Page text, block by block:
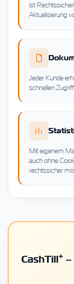
ist
Aktualisierung
Jeder Kunde
schnellen
Mit eigenem
auch ohne
rechtssicher
CashTill + –